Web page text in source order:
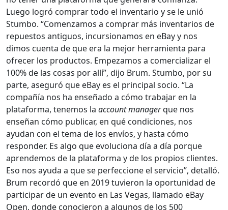
Luego logró comprar todo el inventario y se le unió
Stumbo. “Comenzamos a comprar más inventarios de
repuestos antiguos, incursionamos en eBay y nos
dimos cuenta de que era la mejor herramienta para
ofrecer los productos. Empezamos a comercializar el
100% de las cosas por allí”, dijo Brum. Stumbo, por su
parte, aseguró que eBay es el principal socio. “La
compañía nos ha enseñado a cómo trabajar en la
plataforma, tenemos la account managerque nos
enseñan cómo publicar, en qué condiciones, nos
ayudan con el tema de los envíos, y hasta cómo
responder. Es algo que evoluciona día a día porque
aprendemos de la plataforma y de los propios clientes.
Eso nos ayuda a que se perfeccione el servicio”, detalló.
Brum recordó que en 2019 tuvieron la oportunidad de
participar de un evento en Las Vegas, llamado eBay
Open, donde conocieron a algunos de los 500